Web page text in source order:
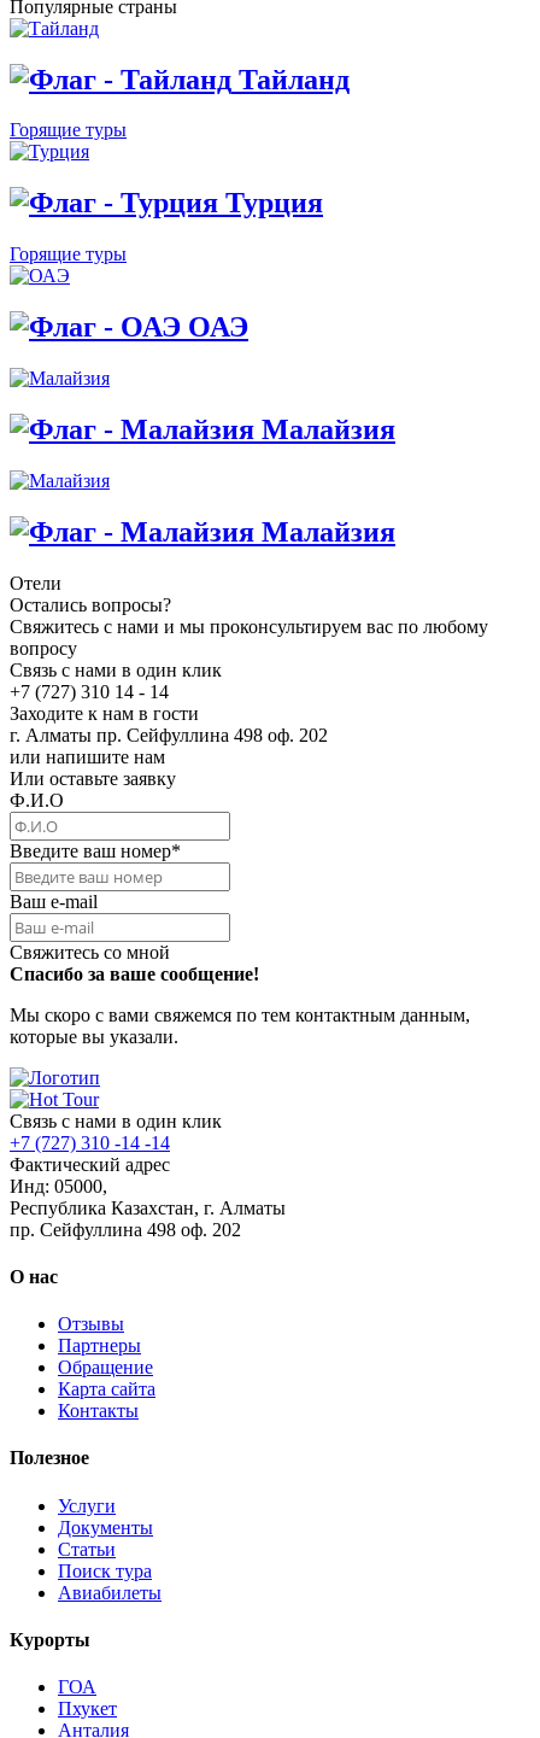
Популярные страны
Тайланд
Горящие туры
Турция
Горящие туры
ОАЭ
Малайзия
Малайзия
Отели
Остались вопросы?
Свяжитесь с нами и мы проконсультируем вас по любому
вопросу
Связь с нами в один клик
+7 (727) 310 14 - 14
Заходите к нам в гости
г. Алматы пр. Сейфуллина 498 оф. 202
или напишите нам
Или оставьте заявку
Ф.И.О
Введите ваш номер*
Ваш e-mail
Свяжитесь со мной
Спасибо за ваше сообщение!
Мы скоро с вами свяжемся по тем контактным данным,
которые вы указали.
Связь с нами в один клик
+7 (727) 310 -14 -14
Фактический адрес
Инд: 05000,
Республика Казахстан, г. Алматы
пр. Сейфуллина 498 оф. 202
О нас
Отзывы
Партнеры
Обращение
Карта сайта
Контакты
Полезное
Услуги
Документы
Статьи
Поиск тура
Авиабилеты
Курорты
ГОА
Пхукет
Анталия